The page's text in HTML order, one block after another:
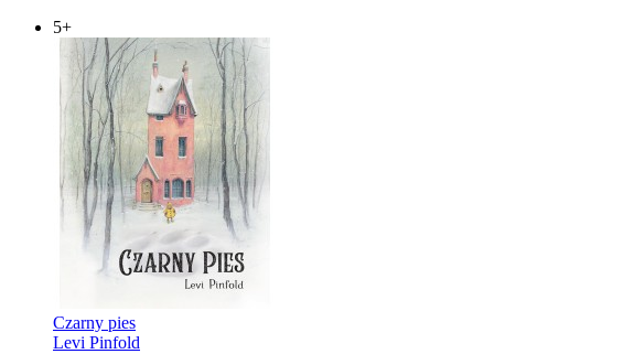
5+
Czarny pies
Levi Pinfold